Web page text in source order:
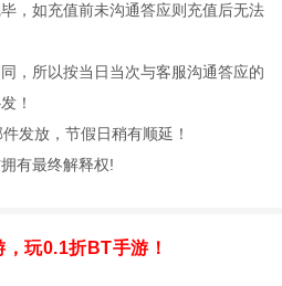
，如充值前未沟通答应则充值后无法
，所以按当日当次与客服沟通答应的
！
发放，节假日稍有顺延！
有最终解释权!
玩0.1折BT手游！